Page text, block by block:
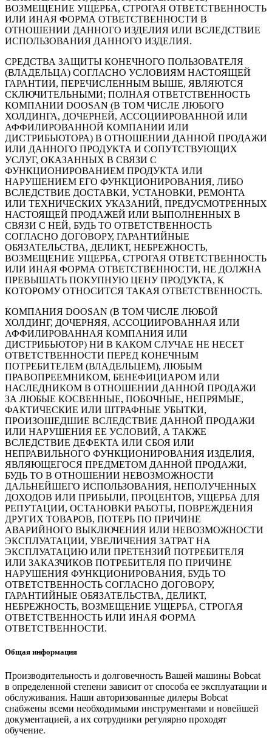
ВОЗМЕЩЕНИЕ УЩЕРБА, СТРОГАЯ ОТВЕТСТВЕННОСТЬ
ИЛИ ИНАЯ ФОРМА ОТВЕТСТВЕННОСТИ В
ОТНОШЕНИИ ДАННОГО ИЗДЕЛИЯ ИЛИ ВСЛЕДСТВИЕ
ИСПОЛЬЗОВАНИЯ ДАННОГО ИЗДЕЛИЯ.
СРЕДСТВА ЗАЩИТЫ КОНЕЧНОГО ПОЛЬЗОВАТЕЛЯ
(ВЛАДЕЛЬЦА) СОГЛАСНО УСЛОВИЯМ НАСТОЯЩЕЙ
ГАРАНТИИ, ПЕРЕЧИСЛЕННЫМ ВЫШЕ, ЯВЛЯЮТСЯ
СКЛЮЧИТЕЛЬНЫМИ; ПОЛНАЯ ОТВЕТСТВЕННОСТЬ
КОМПАНИИ DOOSAN (В ТОМ ЧИСЛЕ ЛЮБОГО
ХОЛДИНГА, ДОЧЕРНЕЙ, АССОЦИИРОВАННОЙ ИЛИ
АФФИЛИРОВАННОЙ КОМПАНИИ ИЛИ
ДИСТРИБЬЮТОРА) В ОТНОШЕНИИ ДАННОЙ ПРОДАЖИ
ИЛИ ДАННОГО ПРОДУКТА И СОПУТСТВУЮЩИХ
УСЛУГ, ОКАЗАННЫХ В СВЯЗИ С
ФУНКЦИОНИРОВАНИЕМ ПРОДУКТА ИЛИ
НАРУШЕНИЕМ ЕГО ФУНКЦИОНИРОВАНИЯ, ЛИБО
ВСЛЕДСТВИЕ ДОСТАВКИ, УСТАНОВКИ, РЕМОНТА
ИЛИ ТЕХНИЧЕСКИХ УКАЗАНИЙ, ПРЕДУСМОТРЕННЫХ
НАСТОЯЩЕЙ ПРОДАЖЕЙ ИЛИ ВЫПОЛНЕННЫХ В
СВЯЗИ С НЕЙ, БУДЬ ТО ОТВЕТСТВЕННОСТЬ
СОГЛАСНО ДОГОВОРУ, ГАРАНТИЙНЫЕ
ОБЯЗАТЕЛЬСТВА, ДЕЛИКТ, НЕБРЕЖНОСТЬ,
ВОЗМЕЩЕНИЕ УЩЕРБА, СТРОГАЯ ОТВЕТСТВЕННОСТЬ
ИЛИ ИНАЯ ФОРМА ОТВЕТСТВЕННОСТИ, НЕ ДОЛЖНА
ПРЕВЫШАТЬ ПОКУПНУЮ ЦЕНУ ПРОДУКТА, К
КОТОРОМУ ОТНОСИТСЯ ТАКАЯ ОТВЕТСТВЕННОСТЬ.
КОМПАНИЯ DOOSAN (В ТОМ ЧИСЛЕ ЛЮБОЙ
ХОЛДИНГ, ДОЧЕРНЯЯ, АССОЦИИРОВАННАЯ ИЛИ
АФФИЛИРОВАННАЯ КОМПАНИЯ ИЛИ
ДИСТРИБЬЮТОР) НИ В КАКОМ СЛУЧАЕ НЕ НЕСЕТ
ОТВЕТСТВЕННОСТИ ПЕРЕД КОНЕЧНЫМ
ПОТРЕБИТЕЛЕМ (ВЛАДЕЛЬЦЕМ), ЛЮБЫМ
ПРАВОПРЕЕМНИКОМ, БЕНЕФИЦИАРОМ ИЛИ
НАСЛЕДНИКОМ В ОТНОШЕНИИ ДАННОЙ ПРОДАЖИ
ЗА ЛЮБЫЕ КОСВЕННЫЕ, ПОБОЧНЫЕ, НЕПРЯМЫЕ,
ФАКТИЧЕСКИЕ ИЛИ ШТРАФНЫЕ УБЫТКИ,
ПРОИЗОШЕДШИЕ ВСЛЕДСТВИЕ ДАННОЙ ПРОДАЖИ
ИЛИ НАРУШЕНИЯ ЕЕ УСЛОВИЙ, А ТАКЖЕ
ВСЛЕДСТВИЕ ДЕФЕКТА ИЛИ СБОЯ ИЛИ
НЕПРАВИЛЬНОГО ФУНКЦИОНИРОВАНИЯ ИЗДЕЛИЯ,
ЯВЛЯЮЩЕГОСЯ ПРЕДМЕТОМ ДАННОЙ ПРОДАЖИ,
БУДЬ ТО В ОТНОШЕНИИ НЕВОЗМОЖНОСТИ
ДАЛЬНЕЙШЕГО ИСПОЛЬЗОВАНИЯ, НЕПОЛУЧЕННЫХ
ДОХОДОВ ИЛИ ПРИБЫЛИ, ПРОЦЕНТОВ, УЩЕРБА ДЛЯ
РЕПУТАЦИИ, ОСТАНОВКИ РАБОТЫ, ПОВРЕЖДЕНИЯ
ДРУГИХ ТОВАРОВ, ПОТЕРЬ ПО ПРИЧИНЕ
АВАРИЙНОГО ВЫКЛЮЧЕНИЯ ИЛИ НЕВОЗМОЖНОСТИ
ЭКСПЛУАТАЦИИ, УВЕЛИЧЕНИЯ ЗАТРАТ НА
ЭКСПЛУАТАЦИЮ ИЛИ ПРЕТЕНЗИЙ ПОТРЕБИТЕЛЯ
ИЛИ ЗАКАЗЧИКОВ ПОТРЕБИТЕЛЯ ПО ПРИЧИНЕ
НАРУШЕНИЯ ФУНКЦИОНИРОВАНИЯ, БУДЬ ТО
ОТВЕТСТВЕННОСТЬ СОГЛАСНО ДОГОВОРУ,
ГАРАНТИЙНЫЕ ОБЯЗАТЕЛЬСТВА, ДЕЛИКТ,
НЕБРЕЖНОСТЬ, ВОЗМЕЩЕНИЕ УЩЕРБА, СТРОГАЯ
ОТВЕТСТВЕННОСТЬ ИЛИ ИНАЯ ФОРМА
ОТВЕТСТВЕННОСТИ.
Общая информация
Производительность и долговечность Вашей машины Bobcat
в определенной степени зависит от способа ее эксплуатации и
обслуживания. Наши авторизованные дилеры Bobcat
снабжены всеми необходимыми инструментами и новейшей
документацией, а их сотрудники регулярно проходят
обучение.